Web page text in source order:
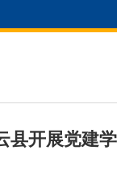
县开展党建学